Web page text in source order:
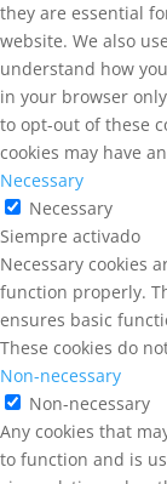
they are essential
website. We also
understand how
in your browser
to opt-out of these
cookies may have
Necessary
Necessary
Siempre activado
Necessary cookies
function properly.
ensures basic
These cookies do
Non-necessary
Non-necessary
Any cookies that
to function and is